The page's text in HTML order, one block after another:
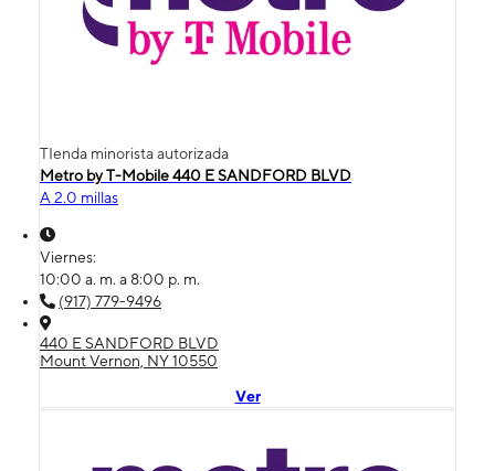
TIenda minorista autorizada
Metro by T-Mobile 440 E SANDFORD BLVD
A 2.0 millas
Viernes:
10:00 a. m. a 8:00 p. m.
(917) 779-9496
440 E SANDFORD BLVD
Mount Vernon, NY 10550
Ver